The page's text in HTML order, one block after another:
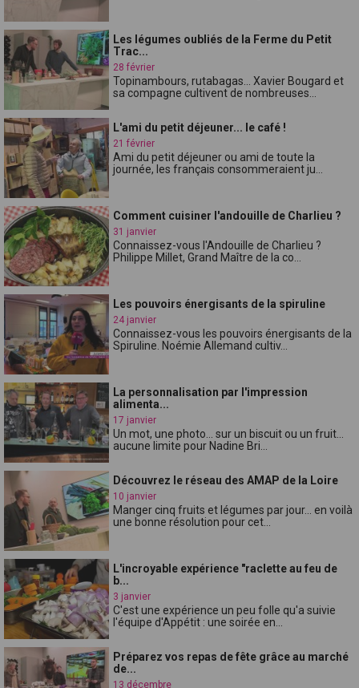
Les légumes oubliés de la Ferme du Petit
Trac...
28 février
Topinambours, rutabagas... Xavier Bougard et
sa compagne cultivent de nombreuses...
L'ami du petit déjeuner... le café !
21 février
Ami du petit déjeuner ou ami de toute la
journée, les français consommeraient ju...
Comment cuisiner l'andouille de Charlieu ?
31 janvier
Connaissez-vous l'Andouille de Charlieu ?
Philippe Millet, Grand Maître de la co...
Les pouvoirs énergisants de la spiruline
24 janvier
Connaissez-vous les pouvoirs énergisants de la
Spiruline. Noémie Allemand cultiv...
La personnalisation par l'impression
alimenta...
17 janvier
Un mot, une photo... sur un biscuit ou un fruit...
aucune limite pour Nadine Bri...
Découvrez le réseau des AMAP de la Loire
10 janvier
Manger cinq fruits et légumes par jour... en voilà
une bonne résolution pour cet...
L'incroyable expérience "raclette au feu de
b...
3 janvier
C'est une expérience un peu folle qu'a suivie
l'équipe d'Appétit : une soirée en...
Préparez vos repas de fête grâce au marché
de...
13 décembre